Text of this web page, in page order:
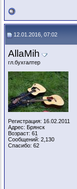
12.01.2016, 07:02
AllaMih
гл.бухгалтер
Регистрация: 16.02.2011
Адрес: Брянск
Возраст: 61
Сообщений: 2,130
Спасибо: 62